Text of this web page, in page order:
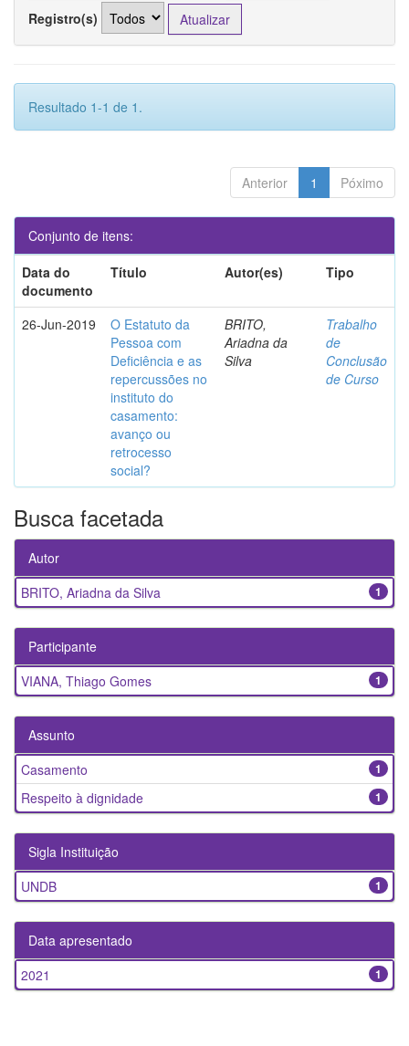
Registro(s)
Resultado 1-1 de 1.
Anterior 1 Póximo
Conjunto de itens:
Data do
documento
Título Autor(es) Tipo
26-Jun-2019
O Estatuto da
Pessoa com
Deficiência e as
repercussões no
instituto do
casamento:
avanço ou
retrocesso
social?
BRITO,
Ariadna da
Silva
Trabalho
de
Conclusão
de Curso
Busca facetada
Autor
1
BRITO, Ariadna da Silva
Participante
1
VIANA, Thiago Gomes
Assunto
1
Casamento
1
Respeito à dignidade
Sigla Instituição
1
UNDB
Data apresentado
1
2021